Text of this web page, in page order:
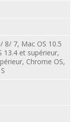
8/ 7, Mac OS 10.5
13.4 et supérieur,
Chrome OS,